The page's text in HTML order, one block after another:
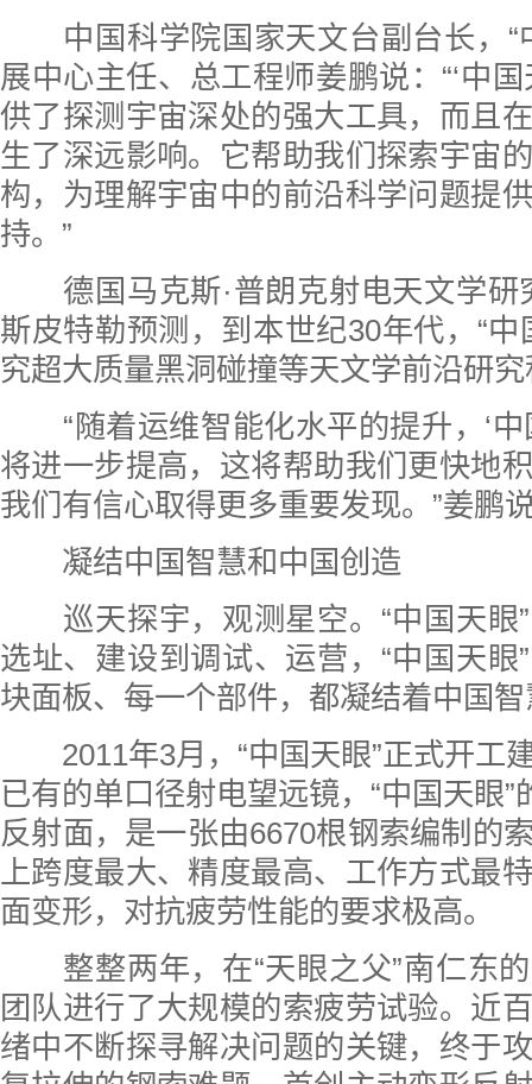
中国科学院国家天文台副台长，“
展中心主任、总工程师姜鹏说：“‘中
供了探测宇宙深处的强大工具，而且
生了深远影响。它帮助我们探索宇宙
构，为理解宇宙中的前沿科学问题提
持。”
德国马克斯·普朗克射电天文学研
斯皮特勒预测，到本世纪30年代，“中
究超大质量黑洞碰撞等天文学前沿研
“随着运维智能化水平的提升，‘中
将进一步提高，这将帮助我们更快地
我们有信心取得更多重要发现。”姜鹏
凝结中国智慧和中国创造
巡天探宇，观测星空。“中国天眼”
选址、建设到调试、运营，“中国天眼
块面板、每一个部件，都凝结着中国
2011年3月，“中国天眼”正式开工
已有的单口径射电望远镜，“中国天眼
反射面，是一张由6670根钢索编制的
上跨度最大、精度最高、工作方式最
面变形，对抗疲劳性能的要求极高。
整整两年，在“天眼之父”南仁东的
团队进行了大规模的索疲劳试验。近
绪中不断探寻解决问题的关键，终于